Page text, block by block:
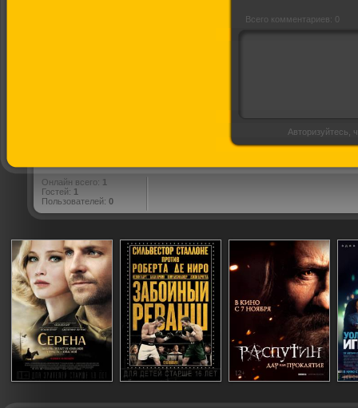
Всего комментариев: 0
Авторизуйтесь,
Онлайн всего: 1
Гостей: 1
Пользователей: 0